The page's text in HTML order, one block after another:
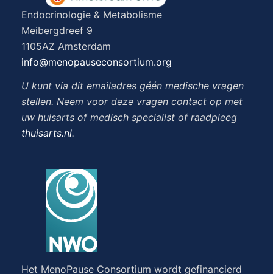
Endocrinologie & Metabolisme
Meibergdreef 9
1105AZ Amsterdam
info@menopauseconsortium.org
U kunt via dit emailadres géén medische vragen
stellen. Neem voor deze vragen contact op met
uw huisarts of medisch specialist of raadpleeg
thuisarts.nl.
Het MenoPause Consortium wordt gefinancierd